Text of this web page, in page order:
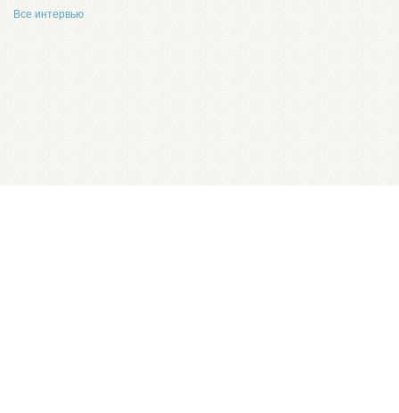
Все интервью